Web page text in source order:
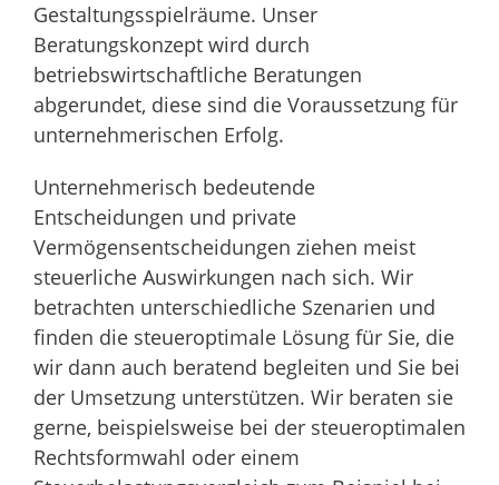
Gestaltungsspielräume. Unser
Beratungskonzept wird durch
betriebswirtschaftliche Beratungen
abgerundet, diese sind die Voraussetzung für
unternehmerischen Erfolg.
Unternehmerisch bedeutende
Entscheidungen und private
Vermögensentscheidungen ziehen meist
steuerliche Auswirkungen nach sich. Wir
betrachten unterschiedliche Szenarien und
finden die steueroptimale Lösung für Sie, die
wir dann auch beratend begleiten und Sie bei
der Umsetzung unterstützen. Wir beraten sie
gerne, beispielsweise bei der steueroptimalen
Rechtsformwahl oder einem